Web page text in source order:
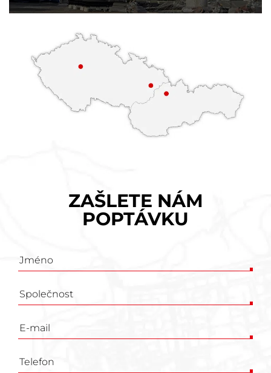
ZAŠLETE NÁM
POPTÁVKU
Poptávkový